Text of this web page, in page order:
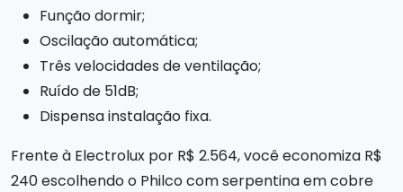
Função dormir;
Oscilação automática;
Três velocidades de ventilação;
Ruído de 51dB;
Dispensa instalação fixa.
Frente à Electrolux por R$ 2.564, você economiza R$
240 escolhendo o Philco com serpentina em cobre